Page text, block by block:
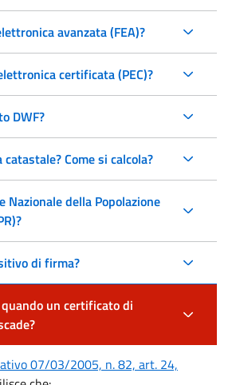
avanzata (FEA)?
certificata (PEC)?
DWF?
Come si calcola?
Nazionale della Popolazione
di firma?
un certificato di
07/03/2005, n. 82, art. 24,